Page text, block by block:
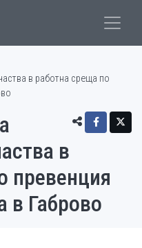
в работна среща по
в
превенция
в Габрово